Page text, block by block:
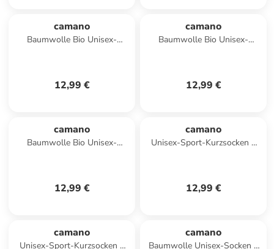
camano
Baumwolle Bio Unisex-
12,99 €
camano
Baumwolle Bio Unisex-
12,99 €
camano
Baumwolle Bio Unisex-
12,99 €
camano
Unisex-Sport-Kurzsocken 2
12,99 €
camano
Unisex-Sport-Kurzsocken 2
camano
Baumwolle Unisex-Socken 2